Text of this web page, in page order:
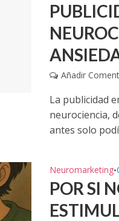
Añadir
La publicidad
neurociencia,
antes solo
Neuromarketing•
POR SI